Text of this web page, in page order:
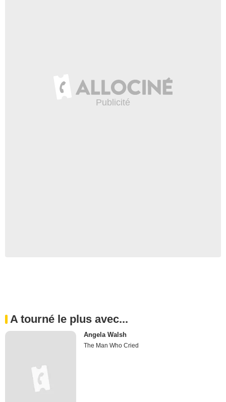
A tourné le plus avec...
Angela Walsh
The Man Who Cried